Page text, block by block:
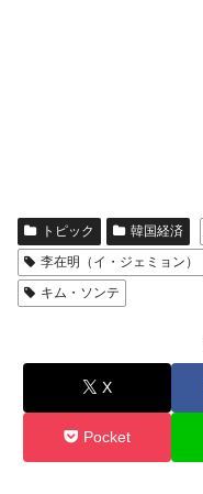
トピック 韓国経済
李在明（イ・ジェミョン）
キム・ソンテ
X
Pocket